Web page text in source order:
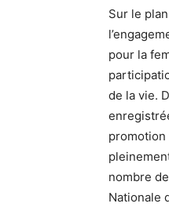
Sur le
pour la
de la vie.
promotion
nombre
Nationale